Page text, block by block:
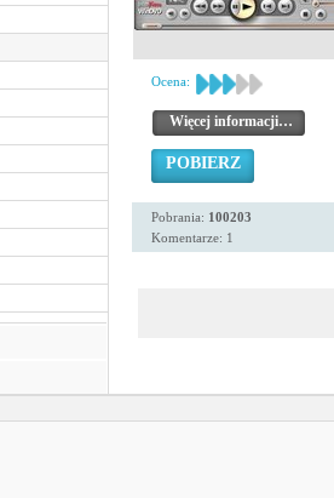
Ocena:
Więcej informacji…
POBIERZ
Pobrania: 100203
Komentarze: 1